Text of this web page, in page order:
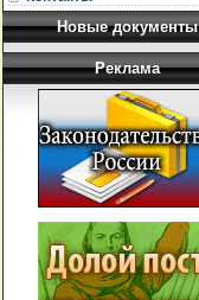
Новые документы
Реклама